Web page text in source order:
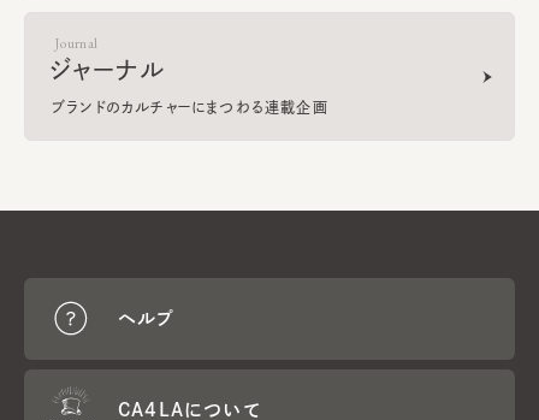
Journal
ジャーナル
ブランドのカルチャーにまつわる連載企画
ヘルプ
CA4LAについて